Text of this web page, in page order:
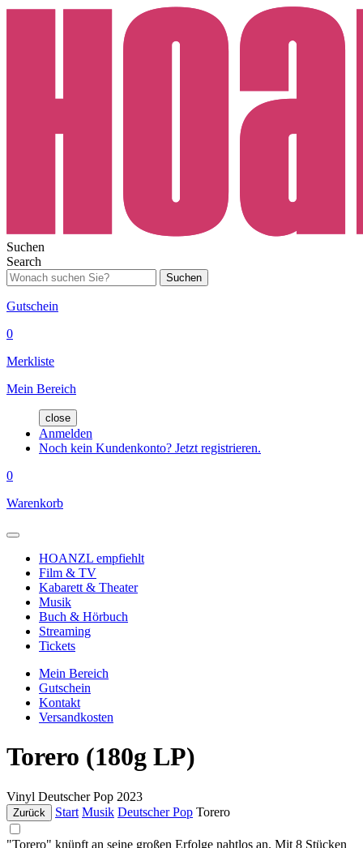
Suchen
Search
Suchen
Gutschein
0
Merkliste
Mein Bereich
close
Anmelden
Noch kein Kundenkonto? Jetzt registrieren.
0
Warenkorb
HOANZL empfiehlt
Film & TV
Kabarett & Theater
Musik
Buch & Hörbuch
Streaming
Tickets
Mein Bereich
Gutschein
Kontakt
Versandkosten
Torero (180g LP)
Vinyl Deutscher Pop 2023
Zurück Start Musik Deutscher Pop Torero
"Torero" knüpft an seine großen Erfolge nahtlos an. Mit 8 Stücken